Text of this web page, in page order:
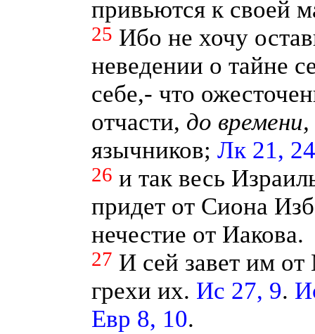
привьются к своей
25 Ибо не хочу
неведении о тайне
себе,- что
отчасти, до времени,
язычников; Лк 21, 24
26 и так весь
придет от Сиона
нечестие от Иакова.
27 И сей завет им
грехи их. Ис 27, 9.
Евр 8, 10.